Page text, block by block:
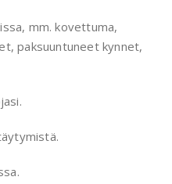
mm. kovettuma,
paksuuntuneet kynnet,